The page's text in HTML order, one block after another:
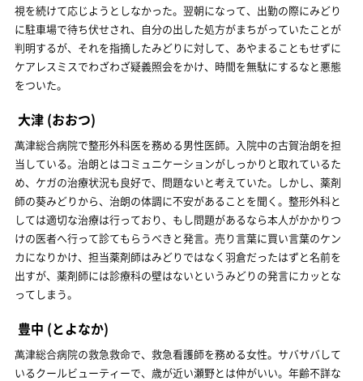
視を続けて応じようとしなかった。翌朝になって、出勤の際にみどり
に駐車場で待ち伏せされ、自分の出した処方がまちがっていたことが
判明するが、それを指摘したみどりに対して、あやまることもせずに
ケアレスミスでわざわざ疑義照会をかけ、時間を無駄にするなと悪態
をついた。
大津 (おおつ)
萬津総合病院で整形外科医を務める男性医師。入院中の古賀治朗を担
当している。治朗とはコミュニケーションがしっかりと取れているた
め、ケガの治療状況も良好で、問題ないと考えていた。しかし、薬剤
師の葵みどりから、治朗の体調に不安があることを聞く。整形外科と
しては適切な治療は行っており、もし問題があるなら本人がかかりつ
けの医者へ行って診てもらうべきと発言。売り言葉に買い言葉のケン
カになりかけ、担当薬剤師はみどりではなく羽倉だったはずと名前を
出すが、薬剤師には診療科の壁はないというみどりの発言にカッとな
ってしまう。
豊中 (とよなか)
萬津総合病院の救急救命で、救急看護師を務める女性。サバサバして
いるクールビューティーで、歳が近い瀬野とは仲がいい。年齢不詳な